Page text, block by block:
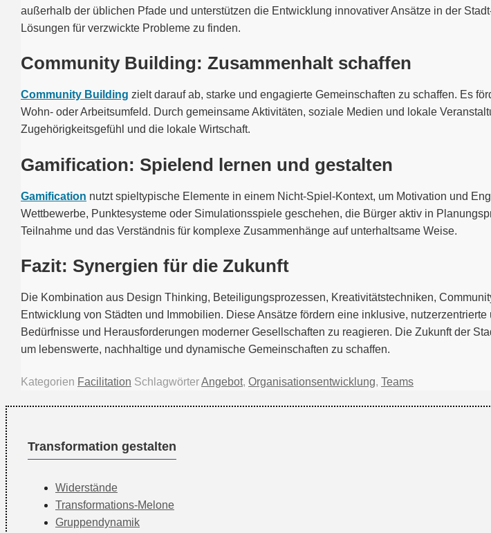
außerhalb der üblichen Pfade und unterstützen die Entwicklung innovativer Ansätze in der
Lösungen für verzwickte Probleme zu finden.
Community Building: Zusammenhalt schaffen
Community Building zielt darauf ab, starke und engagierte Gemeinschaften zu schaffen. Es
Wohn- oder Arbeitsumfeld. Durch gemeinsame Aktivitäten, soziale Medien und lokale
Zugehörigkeitsgefühl und die lokale Wirtschaft.
Gamification: Spielend lernen und gestalten
Gamification nutzt spieltypische Elemente in einem Nicht-Spiel-Kontext, um Motivation und
Wettbewerbe, Punktesysteme oder Simulationsspiele geschehen, die Bürger aktiv in
Teilnahme und das Verständnis für komplexe Zusammenhänge auf unterhaltsame Weise.
Fazit: Synergien für die Zukunft
Die Kombination aus Design Thinking, Beteiligungsprozessen, Kreativitätstechniken,
Entwicklung von Städten und Immobilien. Diese Ansätze fördern eine inklusive,
Bedürfnisse und Herausforderungen moderner Gesellschaften zu reagieren. Die Zukunft der
um lebenswerte, nachhaltige und dynamische Gemeinschaften zu schaffen.
Kategorien Facilitation SchlagwörterAngebot, Organisationsentwicklung, Teams
Transformation gestalten
Widerstände
Transformations-Melone
Gruppendynamik